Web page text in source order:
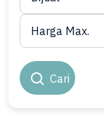
Cari
Harga Max.